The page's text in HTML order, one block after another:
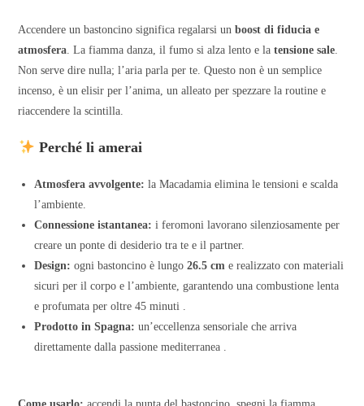
Accendere un bastoncino significa regalarsi unboost di fiducia e
atmosfera. La fiamma danza, il fumo si alza lento e latensione sale.
Non serve dire nulla; l’aria parla per te. Questo non è un semplice
incenso, è un elisir per l’anima, un alleato per spezzare la routine e
riaccendere la scintilla.
Perché li amerai
Atmosfera avvolgente: la Macadamia elimina le tensioni e scalda
l’ambiente.
Connessione istantanea: i feromoni lavorano silenziosamente per
creare un ponte di desiderio tra te e il partner.
Design: ogni bastoncino è lungo26.5 cm e realizzato con materiali
sicuri per il corpo e l’ambiente, garantendo una combustione lenta
e profumata per oltre 45 minuti .
Prodotto in Spagna: un’eccellenza sensoriale che arriva
direttamente dalla passione mediterranea .